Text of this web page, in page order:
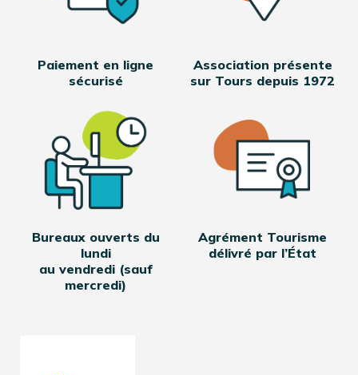
Paiement en ligne
sécurisé
Association présente
sur Tours depuis 1972
Bureaux ouverts du
lundi
au vendredi (sauf
mercredi)
Agrément Tourisme
délivré par l’État